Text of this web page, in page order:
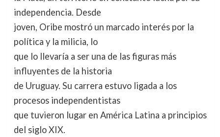
independencia. Desde
joven, Oribe mostró un marcado interés por la
política y la milicia, lo
que lo llevaría a ser una de las figuras más
influyentes de la historia
de Uruguay. Su carrera estuvo ligada a los
procesos independentistas
que tuvieron lugar en América Latina a principios
del siglo XIX.